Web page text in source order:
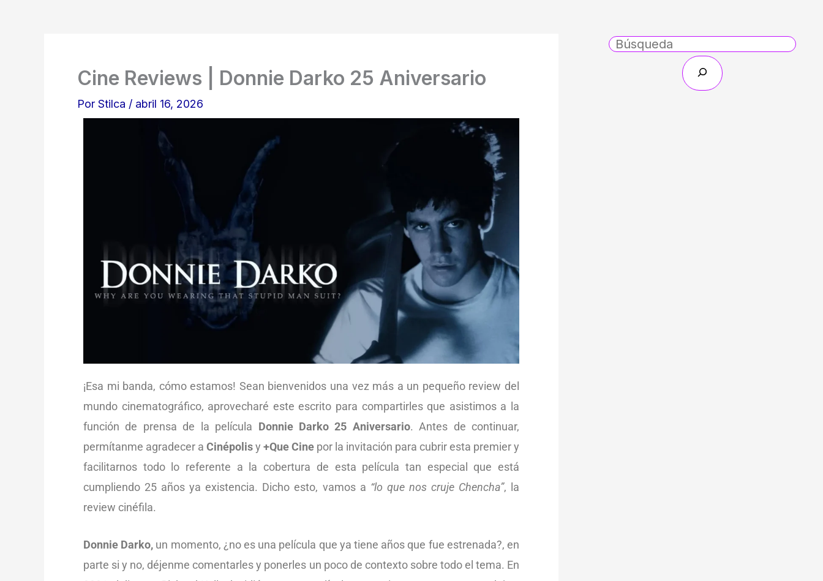
Cine Reviews | Donnie Darko 25 Aniversario
Por Stilca / abril 16, 2026
¡Esa mi banda, cómo estamos! Sean bienvenidos una vez más a un pequeño review del
mundo cinematográfico, aprovecharé este escrito para compartirles que asistimos a la
función de prensa de la película Donnie Darko 25 Aniversario. Antes de continuar,
permítanme agradecer a Cinépolisy +Que Cine por la invitación para cubrir esta premier y
facilitarnos todo lo referente a la cobertura de esta película tan especial que está
cumpliendo 25 años ya existencia. Dicho esto, vamos a “lo que nos cruje Chencha”, la
review cinéfila.
Donnie Darko, un momento, ¿no es una película que ya tiene años que fue estrenada?, en
parte si y no, déjenme comentarles y ponerles un poco de contexto sobre todo el tema. En